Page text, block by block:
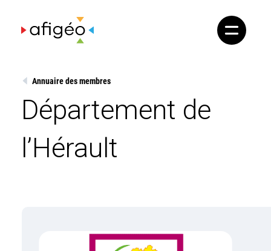
content
Annuaire des membres
Département de
l’Hérault